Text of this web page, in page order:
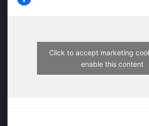
Click to accept marketing
enable this content